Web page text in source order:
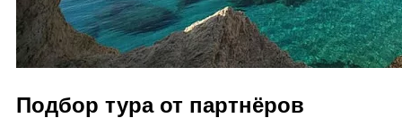
Подбор тура от партнёров